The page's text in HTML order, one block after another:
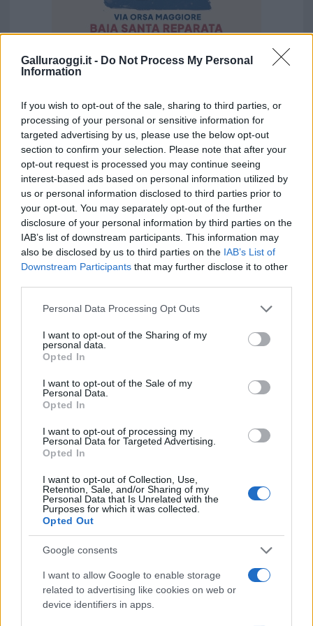
Galluraoggi.it - Do Not Process My Personal
Information
If you wish to opt-out of the sale, sharing to third parties, or
processing of your personal or sensitive information for
targeted advertising by us, please use the below opt-out
section to confirm your selection. Please note that after your
opt-out request is processed you may continue seeing
interest-based ads based on personal information utilized by
us or personal information disclosed to third parties prior to
your opt-out. You may separately opt-out of the further
disclosure of your personal information by third parties on the
IAB’s list of downstream participants. This information may
also be disclosed by us to third parties on the IAB’s List of
Downstream Participants that may further disclose it to other
Please note that this website/app uses one or more Google
not limited to your visit or usage behaviour. You may click to
grant or deny consent to Google and its third-party tags to
use your data for below specified purposes in below Google
consent section.
Personal Data Processing Opt Outs
I want to opt-out of the Sharing of my
personal data.
Opted In
I want to opt-out of the Sale of my
Personal Data.
Opted In
I want to opt-out of processing my
Personal Data for Targeted Advertising.
Opted In
I want to opt-out of Collection, Use,
Retention, Sale, and/or Sharing of my
Personal Data that Is Unrelated with the
Purposes for which it was collected.
Opted Out
Google consents
I want to allow Google to enable storage
related to advertising like cookies on web or
device identifiers in apps.
Vuoi rimuovere le pubblicità nazionali?
Puoi abbonarti asoli € 1,10 al mese
cliccandoqui
Sei già abbonato?
Puoi effettuare l'accesso andando nella
sezioneLogindal menù del sito o
cliccandoqui
TEMI: Hermaea Olbia Notizie Olbia Sport Olbia
Entra nel canale telegram di
Inviaci le tue segnalazioni,
i tuoi video e le tue foto
345 356 7512
daGoogle News